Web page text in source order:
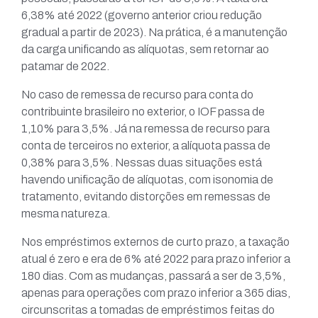
6,38% até 2022 (governo anterior criou redução
gradual a partir de 2023). Na prática, é a manutenção
da carga unificando as alíquotas, sem retornar ao
patamar de 2022.
No caso de remessa de recurso para conta do
contribuinte brasileiro no exterior, o IOF passa de
1,10% para 3,5%. Já na remessa de recurso para
conta de terceiros no exterior, a alíquota passa de
0,38% para 3,5%. Nessas duas situações está
havendo unificação de alíquotas, com isonomia de
tratamento, evitando distorções em remessas de
mesma natureza.
Nos empréstimos externos de curto prazo, a taxação
atual é zero e era de 6% até 2022 para prazo inferior a
180 dias. Com as mudanças, passará a ser de 3,5%,
apenas para operações com prazo inferior a 365 dias,
circunscritas a tomadas de empréstimos feitas do